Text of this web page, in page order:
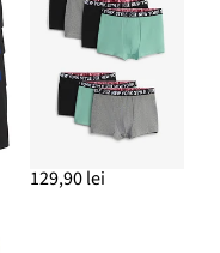
129,90 lei